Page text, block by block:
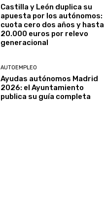
Castilla y León duplica su
apuesta por los autónomos:
cuota cero dos años y hasta
20.000 euros por relevo
generacional
AUTOEMPLEO
Ayudas autónomos Madrid
2026: el Ayuntamiento
publica su guía completa